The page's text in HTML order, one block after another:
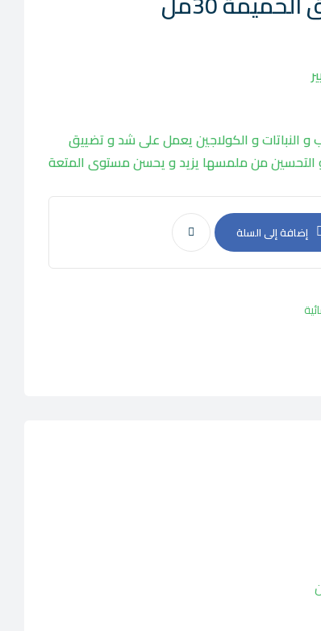
النباتات و الكولاجين يعمل على شد و تضييق
التحسين من ملمسها يزيد و يحسن مستوى المتعة
إضافة إلى السلة